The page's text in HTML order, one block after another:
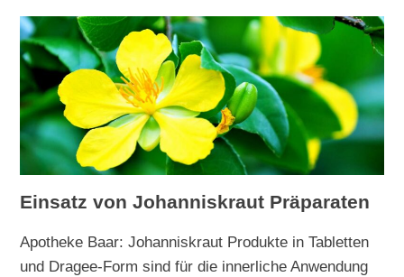
Einsatz von Johanniskraut Präparaten
Apotheke Baar: Johanniskraut Produkte in Tabletten
und Dragee-Form sind für die innerliche Anwendung